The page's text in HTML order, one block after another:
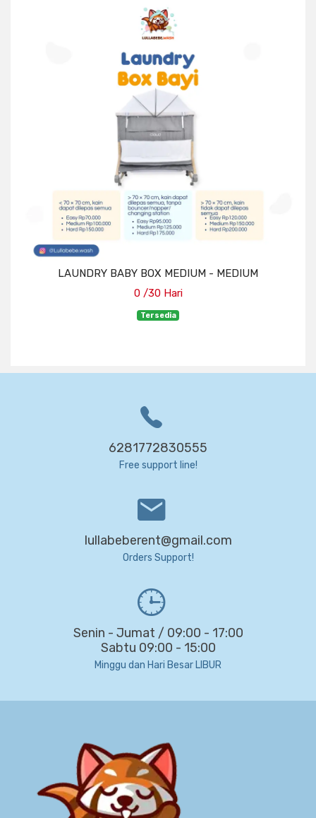
LAUNDRY BABY BOX MEDIUM - MEDIUM
0 /30 Hari
Tersedia
6281772830555
Free support line!
lullabeberent@gmail.com
Orders Support!
Senin - Jumat / 09:00 - 17:00
Sabtu 09:00 - 15:00
Minggu dan Hari Besar LIBUR